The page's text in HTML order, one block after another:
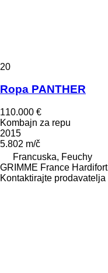
20
Ropa PANTHER
110.000 €
Kombajn za repu
2015
5.802 m/č
Francuska, Feuchy
GRIMME France Hardifort
Kontaktirajte prodavatelja